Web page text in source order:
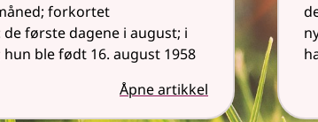
forkortet
de første dagene i august; i
ble født 16. august 1958
Åpne artikkel